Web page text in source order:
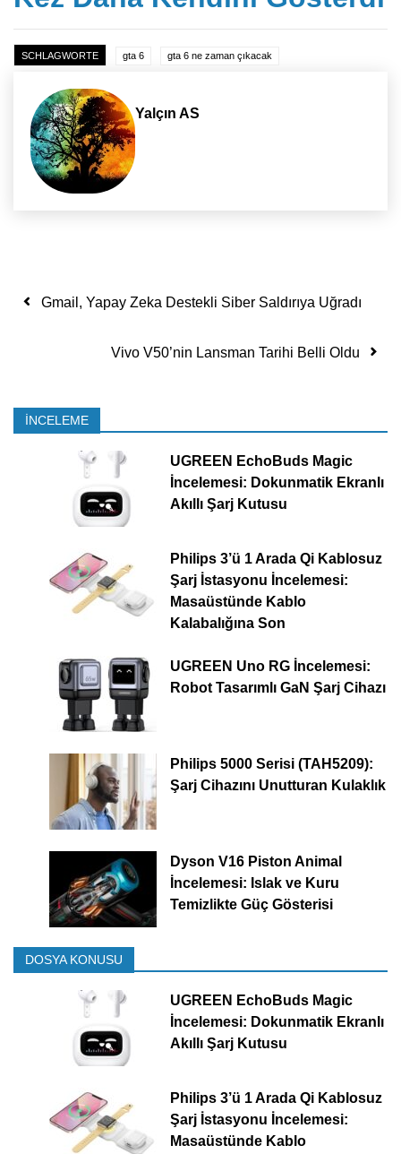
SCHLAGWORTE gta 6 gta 6 ne zaman çıkacak
Yalçın AS
Yazı dolaşımı
Gmail, Yapay Zeka Destekli Siber Saldırıya Uğradı
Vivo V50’nin Lansman Tarihi Belli Oldu
İNCELEME
UGREEN EchoBuds Magic
İncelemesi: Dokunmatik Ekranlı
Akıllı Şarj Kutusu
Philips 3’ü 1 Arada Qi Kablosuz
Şarj İstasyonu İncelemesi:
Masaüstünde Kablo
Kalabalığına Son
UGREEN Uno RG İncelemesi:
Robot Tasarımlı GaN Şarj Cihazı
Philips 5000 Serisi (TAH5209):
Şarj Cihazını Unutturan Kulaklık
Dyson V16 Piston Animal
İncelemesi: Islak ve Kuru
Temizlikte Güç Gösterisi
DOSYA KONUSU
UGREEN EchoBuds Magic
İncelemesi: Dokunmatik Ekranlı
Akıllı Şarj Kutusu
Philips 3’ü 1 Arada Qi Kablosuz
Şarj İstasyonu İncelemesi:
Masaüstünde Kablo